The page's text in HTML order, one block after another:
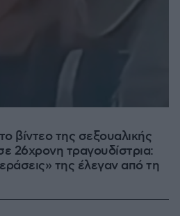
βίντεο της σεξουαλικής
26χρονη τραγουδίστρια:
της έλεγαν από τη